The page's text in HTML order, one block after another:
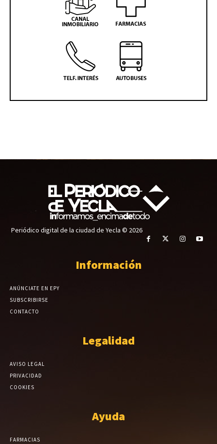
Periódico digital de la ciudad de Yecla © 2026
Información
ANÚNCIATE EN EPY
SUBSCRIBIRSE
CONTACTO
Legalidad
AVISO LEGAL
PRIVACIDAD
COOKIES
Ayuda
FARMACIAS